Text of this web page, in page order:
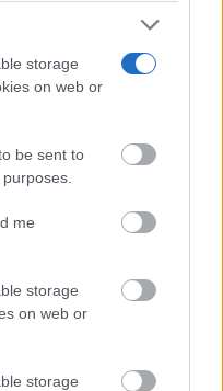
storage
on web or
be sent to
me
storage
on web or
storage
criaturas